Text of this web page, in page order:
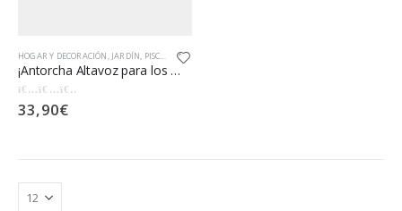
HOGAR Y DECORACIÓN, JARDÍN, PISCINA ,VERANO
¡Antorcha Altavoz para los más disfrutones!
0out of 5
33,90€